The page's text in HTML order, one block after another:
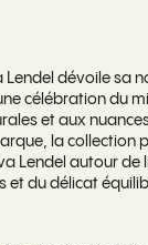
Lendel dévoile sa
célébration du
et aux
la collection
Lendel autour de
et du délicat